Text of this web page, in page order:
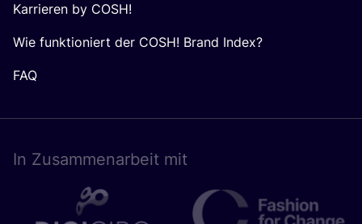
Karrieren by COSH!
Wie funktioniert der COSH! Brand Index?
FAQ
In Zusam­men­ar­beit mit